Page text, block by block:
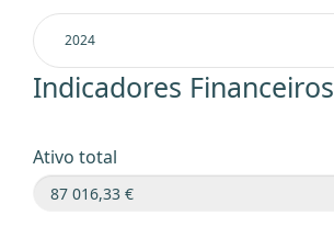
Indicadores Financeiros
Ativo total